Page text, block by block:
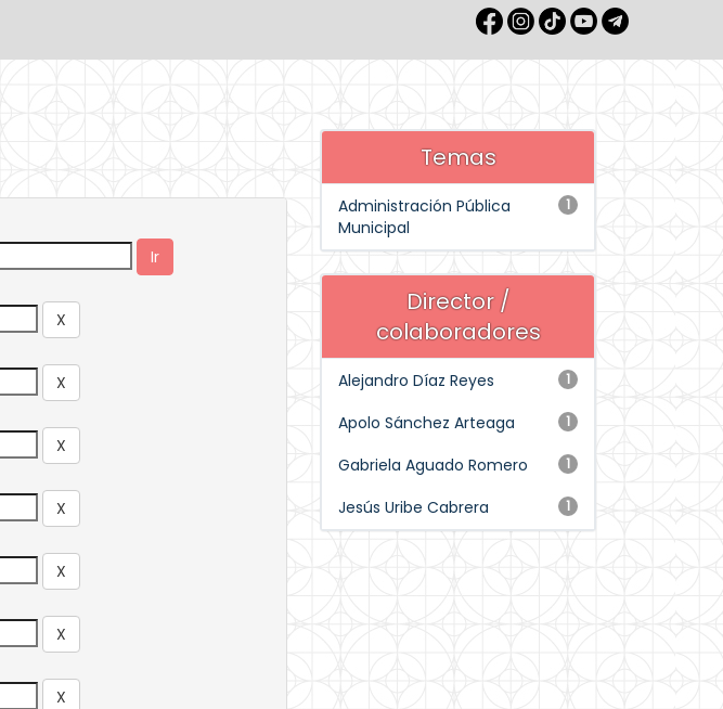
Temas
1
Administración Pública
Municipal
Director /
colaboradores
1
Alejandro Díaz Reyes
1
Apolo Sánchez Arteaga
1
Gabriela Aguado Romero
1
Jesús Uribe Cabrera